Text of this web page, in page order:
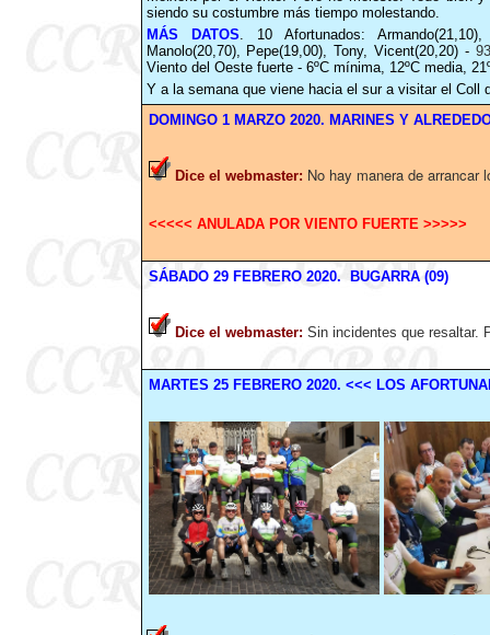
siendo su costumbre más tiempo molestando.
MÁS DATOS. 10 Afortunados:
Manolo(20,70), Pepe(19,00), Tony, Vicent(20,20) -
Viento del Oeste fuerte - 6ºC mínima, 12ºC media,
Y a la semana que viene hacia el sur a visitar el Coll
DOMINGO 1 MARZO 2020. MARINES Y
Dice el webmaster: No hay manera de arrancar
<<<<< ANULADA POR VIENTO FUERTE >>>>>
SÁBADO29FEBRERO 2020. BUGARRA (09)
Dice el webmaster: Sin incidentes que resaltar.
MARTES 25FEBRERO 2020. <<< LOS